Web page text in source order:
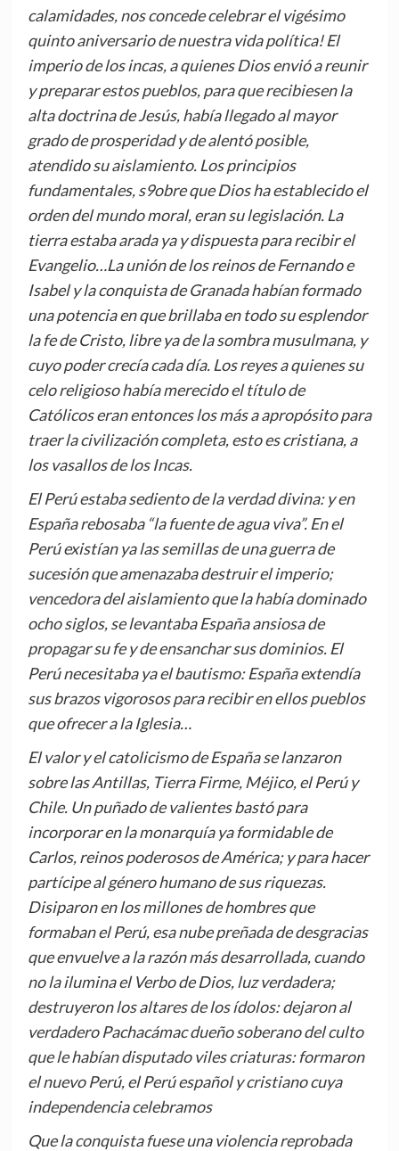
calamidades, nos concede celebrar el vigésimo
quinto aniversario de nuestra vida política! El
imperio de los incas, a quienes Dios envió a reunir
y preparar estos pueblos, para que recibiesen la
alta doctrina de Jesús, había llegado al mayor
grado de prosperidad y de alentó posible,
atendido su aislamiento. Los principios
fundamentales, s9obre que Dios ha establecido el
orden del mundo moral, eran su legislación. La
tierra estaba arada ya y dispuesta para recibir el
Evangelio…La unión de los reinos de Fernando e
Isabel y la conquista de Granada habían formado
una potencia en que brillaba en todo su esplendor
la fe de Cristo, libre ya de la sombra musulmana, y
cuyo poder crecía cada día. Los reyes a quienes su
celo religioso había merecido el título de
Católicos eran entonces los más a apropósito para
traer la civilización completa, esto es cristiana, a
los vasallos de los Incas.
El Perú estaba sediento de la verdad divina: y en
España rebosaba “la fuente de agua viva”. En el
Perú existían ya las semillas de una guerra de
sucesión que amenazaba destruir el imperio;
vencedora del aislamiento que la había dominado
ocho siglos, se levantaba España ansiosa de
propagar su fe y de ensanchar sus dominios. El
Perú necesitaba ya el bautismo: España extendía
sus brazos vigorosos para recibir en ellos pueblos
que ofrecer a la Iglesia…
El valor y el catolicismo de España se lanzaron
sobre las Antillas, Tierra Firme, Méjico, el Perú y
Chile. Un puñado de valientes bastó para
incorporar en la monarquía ya formidable de
Carlos, reinos poderosos de América; y para hacer
partícipe al género humano de sus riquezas.
Disiparon en los millones de hombres que
formaban el Perú, esa nube preñada de desgracias
que envuelve a la razón más desarrollada, cuando
no la ilumina el Verbo de Dios, luz verdadera;
destruyeron los altares de los ídolos: dejaron al
verdadero Pachacámac dueño soberano del culto
que le habían disputado viles criaturas: formaron
el nuevo Perú, el Perú español y cristiano cuya
independencia celebramos
Que la conquista fuese una violencia reprobada